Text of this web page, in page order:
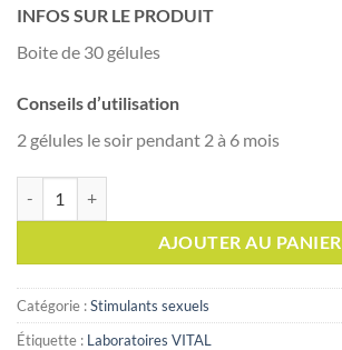
INFOS SUR LE PRODUIT
Boite de 30 gélules
Conseils d’utilisation
2 gélules le soir pendant 2 à 6 mois
AJOUTER AU PANIER
Catégorie :Stimulants sexuels
Étiquette : Laboratoires VITAL